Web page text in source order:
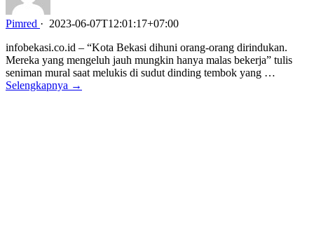
Pimred · 2023-06-07T12:01:17+07:00
infobekasi.co.id – “Kota Bekasi dihuni orang-orang dirindukan.
Mereka yang mengeluh jauh mungkin hanya malas bekerja” tulis
seniman mural saat melukis di sudut dinding tembok yang …
Selengkapnya →